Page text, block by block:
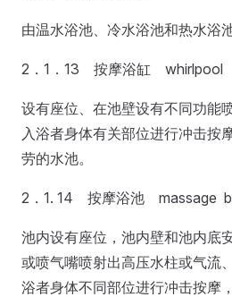
由温水浴池、冷水浴池和热水浴
2．1．13 按摩浴缸 whirlpool
设有座位、在池壁设有不同功能
入浴者身体有关部位进行冲击按
劳的水池。
2．1. 14 按摩浴池 massage
池内设有座位，池内壁和池内底
或喷气嘴喷射出高压水柱或气流
浴者身体不同部位进行冲击按摩